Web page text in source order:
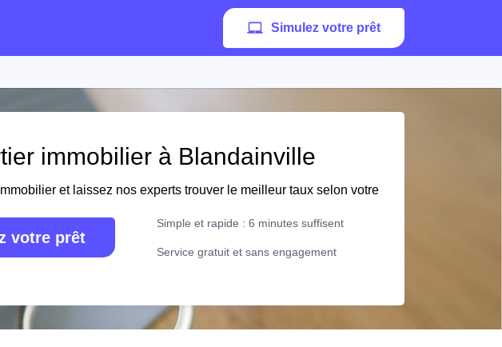
Simulez votre prêt
immobilier à Blandainville
et laissez nos experts trouver le meilleur taux selon votre
votre prêt
Simple et rapide : 6 minutes suffisent
Service gratuit et sans engagement